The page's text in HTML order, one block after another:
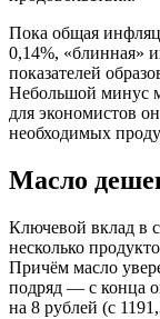
Пока общая
0,14%, «блинная»
показателей
Небольшой минус
для экономистов
необходимых
Масло
Ключевой вклад в
несколько
Причём масло
подряд — с конца
на 8 рублей (с